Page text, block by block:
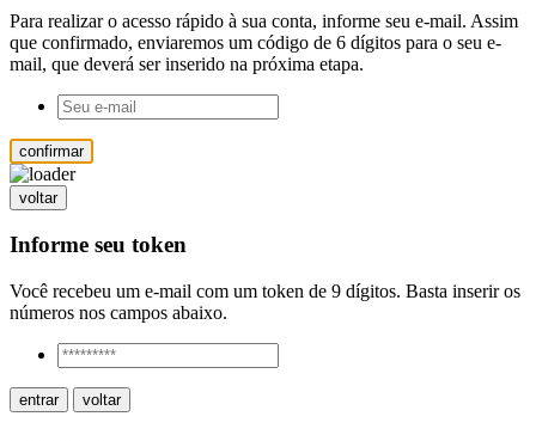
Para realizar o acesso rápido à sua conta, informe seu e-mail. Assim
que confirmado, enviaremos um código de 6 dígitos para o seu e-
mail, que deverá ser inserido na próxima etapa.
confirmar
voltar
Informe seu token
Você recebeu um e-mail com um token de 9 dígitos. Basta inserir os
números nos campos abaixo.
entrar voltar